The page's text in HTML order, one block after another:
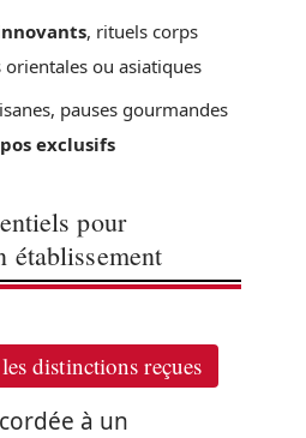
, rituels corps
ou asiatiques
pauses gourmandes
exclusifs
pour
établissement
distinctions reçues
à un